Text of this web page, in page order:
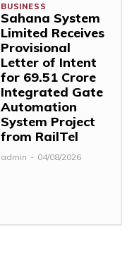
BUSINESS
Sahana System
Limited Receives
Provisional
Letter of Intent
for ₹69.51 Crore
Integrated Gate
Automation
System Project
from RailTel
admin - 04/08/2026